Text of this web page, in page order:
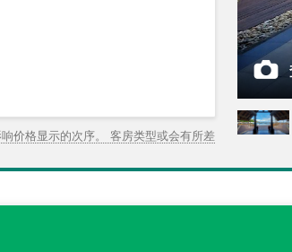
价格显示的次序。 客房类型或会有所差